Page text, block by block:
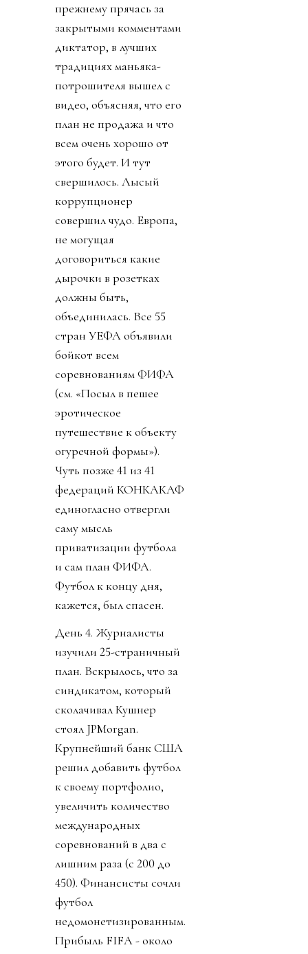
прежнему прячась за
закрытыми комментами
диктатор, в лучших
традициях маньяка-
потрошителя вышел с
видео, объясняя, что его
план не продажа и что
всем очень хорошо от
этого будет. И тут
свершилось. Лысый
коррупционер
совершил чудо. Европа,
не могущая
договориться какие
дырочки в розетках
должны быть,
объединилась. Все 55
стран УЕФА объявили
бойкот всем
соревнованиям ФИФА
(см. «Посыл в пешее
эротическое
путешествие к объекту
огуречной формы»).
Чуть позже 41 из 41
федераций КОНКАКАФ
единогласно отвергли
саму мысль
приватизации футбола
и сам план ФИФА.
Футбол к концу дня,
кажется, был спасен.
День 4. Журналисты
изучили 25-страничный
план. Вскрылось, что за
синдикатом, который
сколачивал Кушнер
стоял JPMorgan.
Крупнейший банк США
решил добавить футбол
к своему портфолио,
увеличить количество
международных
соревнований в два с
лишним раза (с 200 до
450). Финансисты сочли
футбол
недомонетизированным.
Прибыль FIFA - около